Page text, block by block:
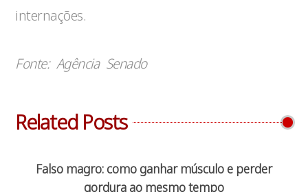
internações.
Fonte: Agência Senado
Related Posts
Falso magro: como ganhar músculo e perder
gordura ao mesmo tempo